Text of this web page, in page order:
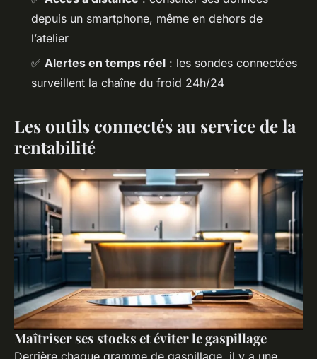
depuis un smartphone, même en dehors de
l’atelier
✅ Alertes en temps réel : les sondes connectées
surveillent la chaîne du froid 24h/24
Les outils connectés au service de la
rentabilité
Maîtriser ses stocks et éviter le gaspillage